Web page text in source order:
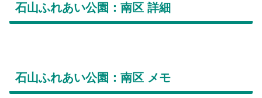
石山ふれあい公園：南区 詳細
石山ふれあい公園：南区 メモ